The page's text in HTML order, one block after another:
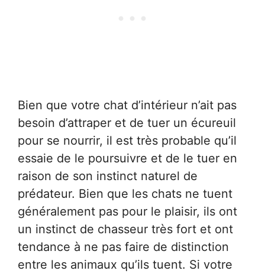
Bien que votre chat d’intérieur n’ait pas
besoin d’attraper et de tuer un écureuil
pour se nourrir, il est très probable qu’il
essaie de le poursuivre et de le tuer en
raison de son instinct naturel de
prédateur. Bien que les chats ne tuent
généralement pas pour le plaisir, ils ont
un instinct de chasseur très fort et ont
tendance à ne pas faire de distinction
entre les animaux qu’ils tuent. Si votre